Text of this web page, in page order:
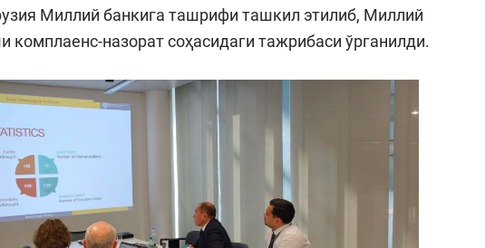
Миллий банкига ташрифи ташкил этилиб, Миллий
комплаенс-назорат соҳасидаги тажрибаси ўрганилди.